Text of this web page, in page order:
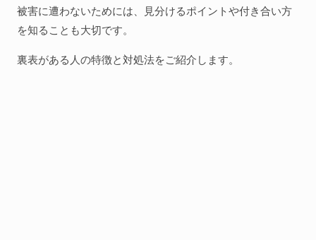
被害に遭わないためには、見分けるポイントや付き合い方
を知ることも大切です。
裏表がある人の特徴と対処法をご紹介します。